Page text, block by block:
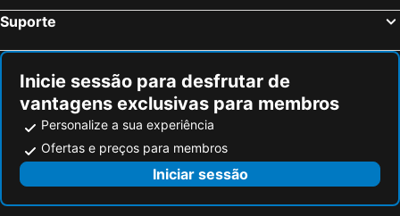
Suporte
Inicie sessão para desfrutar de
vantagens exclusivas para membros
Personalize a sua experiência
Ofertas e preços para membros
Iniciar sessão